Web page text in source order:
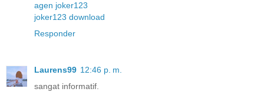
agen joker123
joker123 download
Responder
Laurens99 12:46 p. m.
sangat informatif.